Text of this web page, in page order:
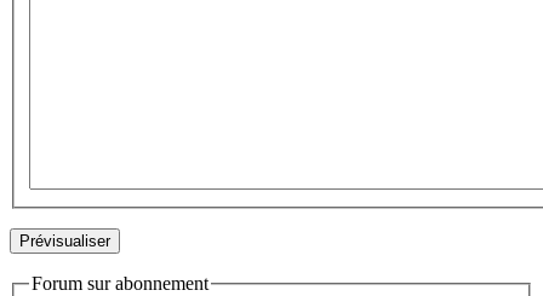
Forum sur abonnement